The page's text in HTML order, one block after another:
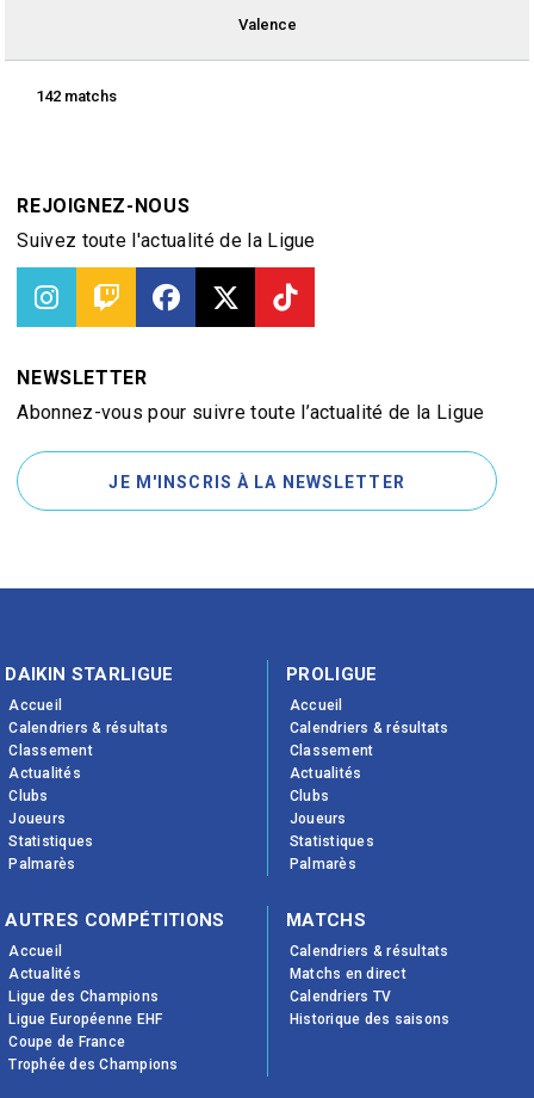
Valence
142 matchs
REJOIGNEZ-NOUS
Suivez toute l'actualité de la Ligue
NEWSLETTER
Abonnez-vous pour suivre toute l’actualité de la Ligue
JE M'INSCRIS À LA NEWSLETTER
DAIKIN STARLIGUE
Accueil
Calendriers & résultats
Classement
Actualités
Clubs
Joueurs
Statistiques
Palmarès
PROLIGUE
Accueil
Calendriers & résultats
Classement
Actualités
Clubs
Joueurs
Statistiques
Palmarès
AUTRES COMPÉTITIONS
Accueil
Actualités
Ligue des Champions
Ligue Européenne EHF
Coupe de France
Trophée des Champions
MATCHS
Calendriers & résultats
Matchs en direct
Calendriers TV
Historique des saisons